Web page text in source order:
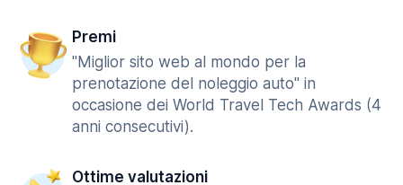
Premi
"Miglior sito web al mondo per la
prenotazione del noleggio auto" in
occasione dei World Travel Tech Awards (4
anni consecutivi).
Ottime valutazioni